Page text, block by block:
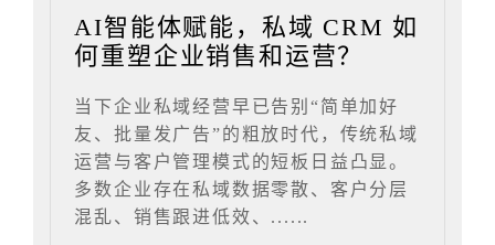
AI智能体赋能，私域 CRM 如
何重塑企业销售和运营？
当下企业私域经营早已告别“简单加好
友、批量发广告”的粗放时代，传统私域
运营与客户管理模式的短板日益凸显。
多数企业存在私域数据零散、客户分层
混乱、销售跟进低效、......